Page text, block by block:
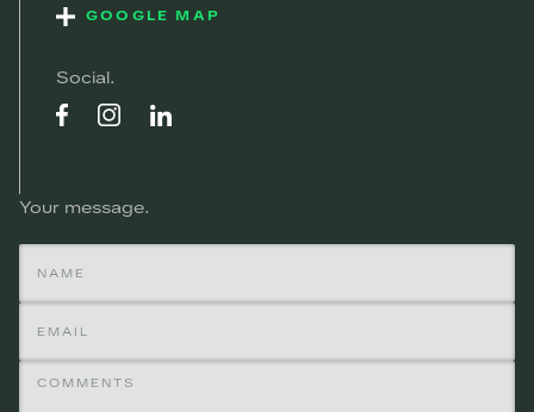
GOOGLE MAP
Social
Your message